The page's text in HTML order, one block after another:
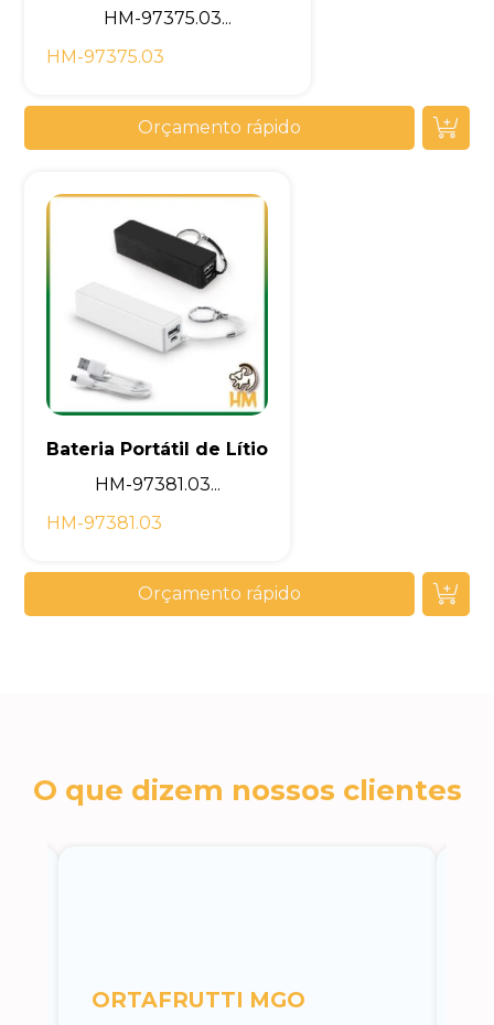
HM-97375.03...
HM-97375.03
Orçamento rápido
Bateria Portátil de Lítio
HM-97381.03...
HM-97381.03
Orçamento rápido
O que dizem nossos clientes
ORTAFRUTTI MGO